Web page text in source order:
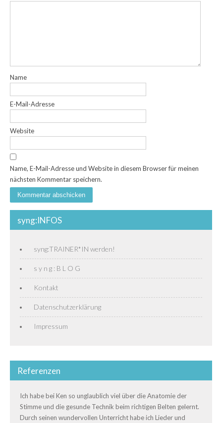
Name
E-Mail-Adresse
Website
Name, E-Mail-Adresse und Website in diesem Browser für meinen
nächsten Kommentar speichern.
syng:INFOS
syng:TRAINER*IN werden!
s y n g : B L O G
Kontakt
Datenschutzerklärung
Impressum
Referenzen
Ich habe bei Ken so unglaublich viel über die Anatomie der
Stimme und die gesunde Technik beim richtigen Belten gelernt.
Durch seinen wundervollen Unterricht habe ich Lieder und